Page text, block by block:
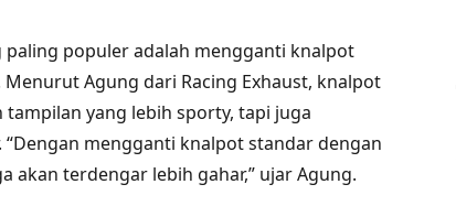
paling populer adalah mengganti knalpot
Agung dari Racing Exhaust, knalpot
yang lebih sporty, tapi juga
mengganti knalpot standar dengan
akan terdengar lebih gahar,” ujar Agung.